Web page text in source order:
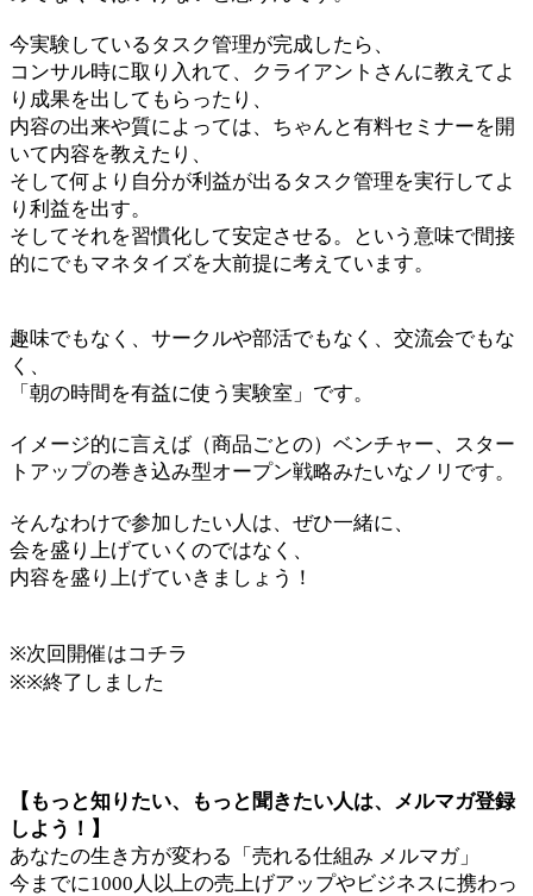
今実験しているタスク管理が完成したら、
コンサル時に取り入れて、クライアントさんに教えてよ
り成果を出してもらったり、
内容の出来や質によっては、ちゃんと有料セミナーを開
いて内容を教えたり、
そして何より自分が利益が出るタスク管理を実行してよ
り利益を出す。
そしてそれを習慣化して安定させる。という意味で間接
的にでもマネタイズを大前提に考えています。
趣味でもなく、サークルや部活でもなく、交流会でもな
く、
「朝の時間を有益に使う実験室」です。
イメージ的に言えば（商品ごとの）ベンチャー、スター
トアップの巻き込み型オープン戦略みたいなノリです。
そんなわけで参加したい人は、ぜひ一緒に、
会を盛り上げていくのではなく、
内容を盛り上げていきましょう！
※次回開催はコチラ
※※終了しました
【もっと知りたい、もっと聞きたい人は、メルマガ登録
しよう！】
あなたの生き方が変わる「売れる仕組み メルマガ」
今までに1000人以上の売上げアップやビジネスに携わっ